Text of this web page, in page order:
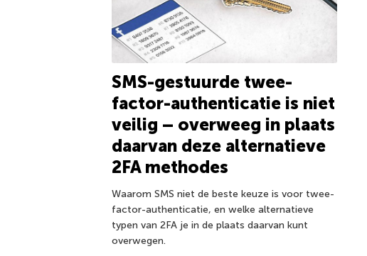
SMS-gestuurde twee-
factor-authenticatie is niet
veilig – overweeg in plaats
daarvan deze alternatieve
2FA methodes
Waarom SMS niet de beste keuze is voor twee-
factor-authenticatie, en welke alternatieve
typen van 2FA je in de plaats daarvan kunt
overwegen.